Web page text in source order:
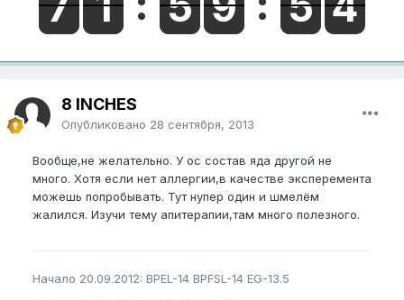
8 INCHES
Опубликовано 28 сентября, 2013
Вообще,не желательно. У ос состав яда другой не
много. Хотя если нет аллергии,в качестве эксперемента
можешь попробывать. Тут нупер один и шмелём
жалился. Изучи тему апитерапии,там много полезного.
Начало 20.09.2012: BPEL-14 BPFSL-14 EG-13.5